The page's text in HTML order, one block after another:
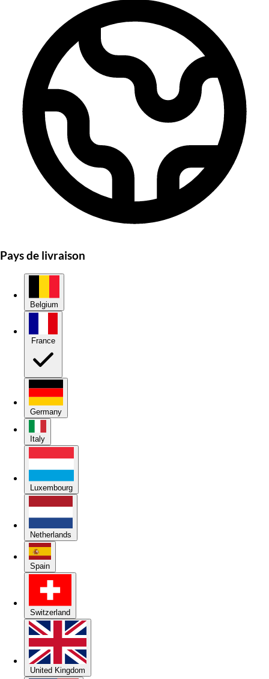
Pays de livraison
Belgium
Germany
Italy
Luxembourg
Netherlands
Spain
Switzerland
United Kingdom